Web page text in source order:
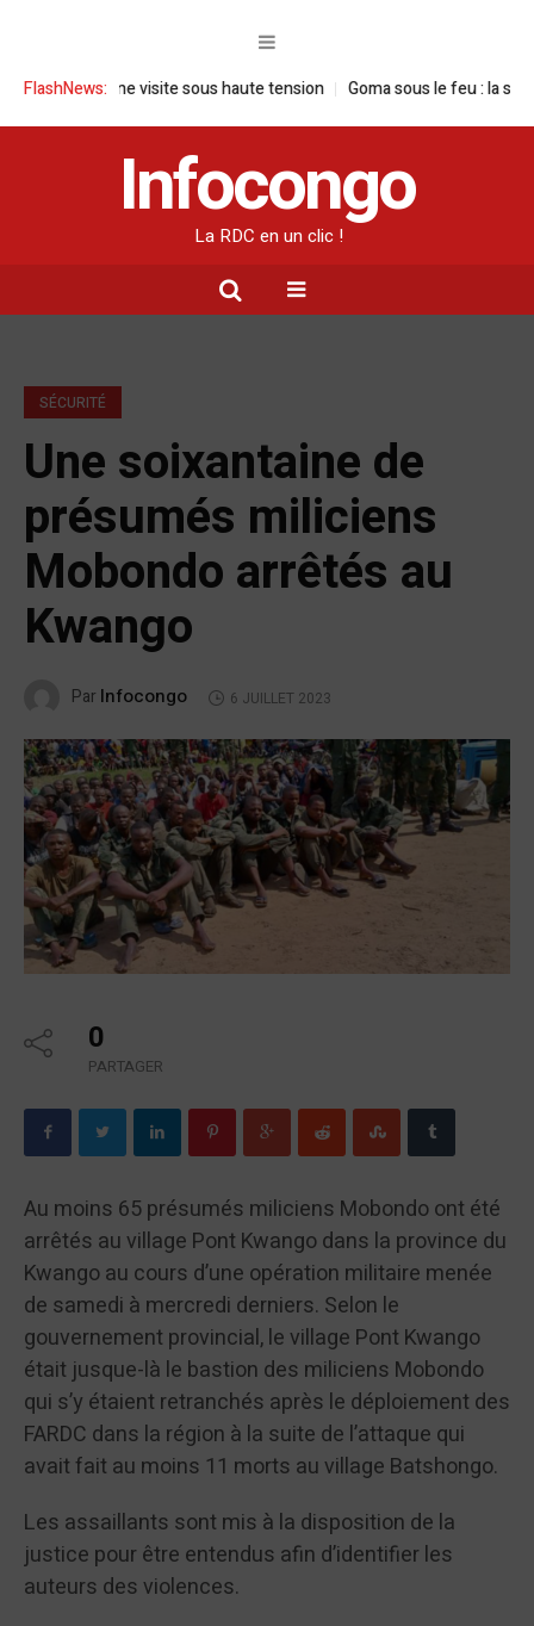
FlashNews:
: une visite sous haute tension Goma sous le feu : la situation
Infocongo
La RDC en un clic !
SÉCURITÉ
Une soixantaine de
présumés miliciens
Mobondo arrêtés au
Kwango
Par Infocongo 6 JUILLET 2023
0
PARTAGER
Au moins 65 présumés miliciens Mobondo ont été
arrêtés au village Pont Kwango dans la province du
Kwango au cours d’une opération militaire menée
de samedi à mercredi derniers. Selon le
gouvernement provincial, le village Pont Kwango
était jusque-là le bastion des miliciens Mobondo
qui s’y étaient retranchés après le déploiement des
FARDC dans la région à la suite de l’attaque qui
avait fait au moins 11 morts au village Batshongo.
Les assaillants sont mis à la disposition de la
justice pour être entendus afin d’identifier les
auteurs des violences.